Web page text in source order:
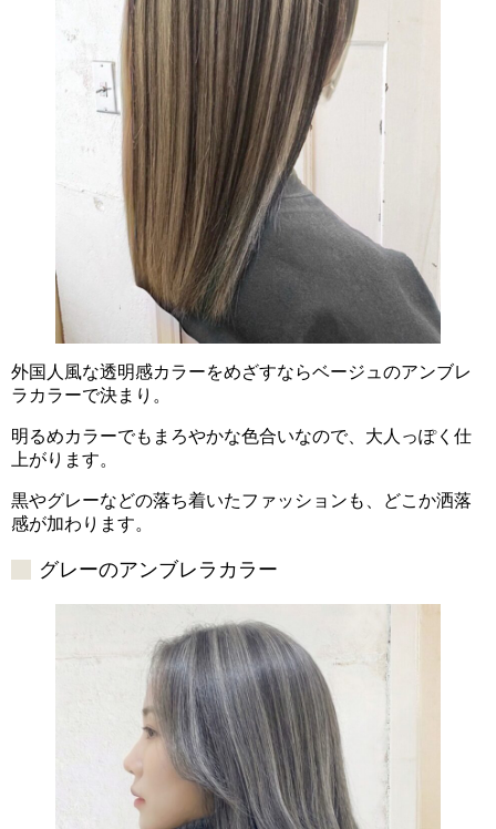
外国人風な透明感カラーをめざすならベージュのアンブレ
ラカラーで決まり。
明るめカラーでもまろやかな色合いなので、大人っぽく仕
上がります。
黒やグレーなどの落ち着いたファッションも、どこか洒落
感が加わります。
グレーのアンブレラカラー